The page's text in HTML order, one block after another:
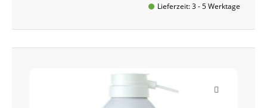
Lieferzeit: 3 - 5 Werktage